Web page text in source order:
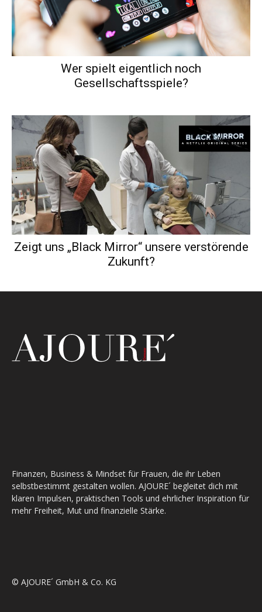
Wer spielt eigentlich noch
Gesellschaftsspiele?
Zeigt uns „Black Mirror“ unsere verstörende
Zukunft?
Finanzen, Business & Mindset für Frauen, die ihr Leben
selbstbestimmt gestalten wollen. AJOURE´ begleitet dich mit
klaren Impulsen, praktischen Tools und ehrlicher Inspiration für
mehr Freiheit, Mut und finanzielle Stärke.
© AJOURE´ GmbH & Co. KG